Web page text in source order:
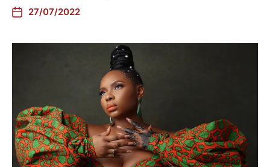
27/07/2022